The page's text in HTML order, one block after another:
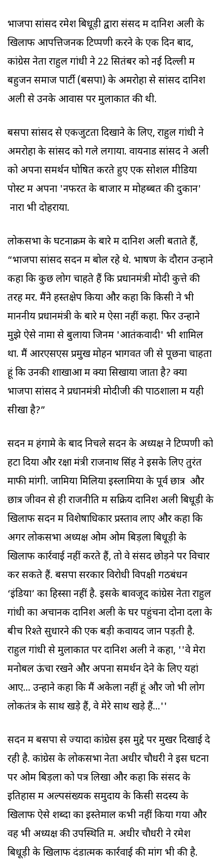
भाजपा सांसद रमेश बिधूड़ी द्वारा संसद में दानिश अली के
खिलाफ आपत्तिजनक टिप्पणी करने के एक दिन बाद,
कांग्रेस नेता राहुल गांधी ने 22 सितंबर को नई दिल्ली में
बहुजन समाज पार्टी (बसपा) के अमरोहा से सांसद दानिश
अली से उनके आवास पर मुलाकात की थी.
बसपा सांसद से एकजुटता दिखाने के लिए, राहुल गांधी ने
अमरोहा के सांसद को गले लगाया. वायनाड सांसद ने अली
को अपना समर्थन घोषित करते हुए एक सोशल मीडिया
पोस्ट में अपना 'नफरत के बाजार में मोहब्बत की दुकान'
नारा भी दोहराया.
लोकसभा के घटनाक्रम के बारे में दानिश अली बताते हैं,
“भाजपा सांसद सदन में बोल रहे थे. भाषण के दौरान उन्होंने
कहा कि कुछ लोग चाहते हैं कि प्रधानमंत्री मोदी कुत्ते की
तरह मरें. मैंने हस्तक्षेप किया और कहा कि किसी ने भी
माननीय प्रधानमंत्री के बारे में ऐसा नहीं कहा. फिर उन्होंने
मुझे ऐसे नामों से बुलाया जिनमें 'आतंकवादी' भी शामिल
था. मैं आरएसएस प्रमुख मोहन भागवत जी से पूछना चाहता
हूं कि उनकी शाखाओं में क्या सिखाया जाता है? क्या
भाजपा सांसद ने प्रधानमंत्री मोदीजी की पाठशाला में यही
सीखा है?”
सदन में हंगामे के बाद निचले सदन के अध्यक्ष ने टिप्पणी को
हटा दिया और रक्षा मंत्री राजनाथ सिंह ने इसके लिए तुरंत
माफी मांगी. जामिया मिलिया इस्लामिया के पूर्व छात्र और
छात्र जीवन से ही राजनीति में सक्रिय दानिश अली बिधूड़ी के
खिलाफ सदन में विशेषाधिकार प्रस्ताव लाए और कहा कि
अगर लोकसभा अध्यक्ष ओम ओम बिड़ला बिधूड़ी के
खिलाफ कार्रवाई नहीं करते हैं, तो वे संसद छोड़ने पर विचार
कर सकते हैं. बसपा सरकार विरोधी विपक्षी गठबंधन
‘इंडिया’ का हिस्सा नहीं है. इसके बावजूद कांग्रेस नेता राहुल
गांधी का अचानक दानिश अली के घर पहुंचना दोनों दलों के
बीच रिश्ते सुधारने की एक बड़ी कवायद जान पड़ती है.
राहुल गांधी से मुलाकात पर दानिश अली ने कहा, ''वे मेरा
मनोबल ऊंचा रखने और अपना समर्थन देने के लिए यहां
आए... उन्होंने कहा कि मैं अकेला नहीं हूं और जो भी लोग
लोकतंत्र के साथ खड़े हैं, वे मेरे साथ खड़े हैं...''
सदन में बसपा से ज्यादा कांग्रेस इस मुद्दे पर मुखर दिखाई दे
रही है. कांग्रेस के लोकसभा नेता अधीर चौधरी ने इस घटना
पर ओम बिड़ला को पत्र लिखा और कहा कि संसद के
इतिहास में अल्पसंख्यक समुदाय के किसी सदस्य के
खिलाफ ऐसे शब्दों का इस्तेमाल कभी नहीं किया गया और
वह भी अध्यक्ष की उपस्थिति में. अधीर चौधरी ने रमेश
बिधूड़ी के खिलाफ दंडात्मक कार्रवाई की मांग भी की है.